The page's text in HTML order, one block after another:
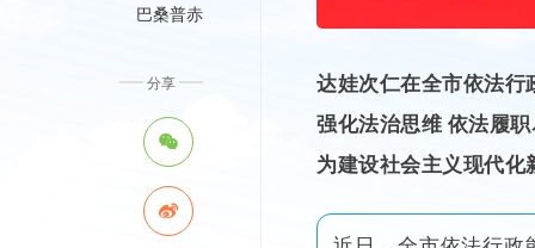
巴桑普赤
分享
达娃次仁在全市依法
强化法治思维 依法履
为建设社会主义现代